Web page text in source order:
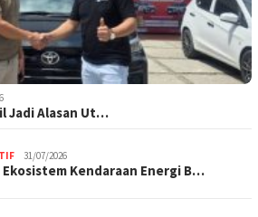
Jadi Alasan Ut…
31/07/2026
Ekosistem Kendaraan Energi B…